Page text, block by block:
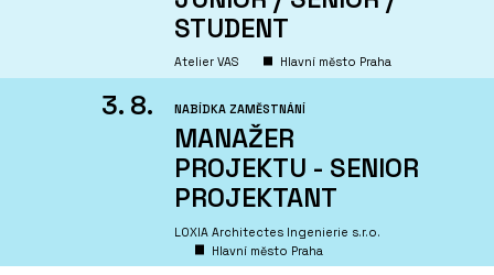
STUDENT
Atelier VAS Hlavní město Praha
3. 8. NABÍDKA ZAMĚSTNÁNÍ
MANAŽER
PROJEKTU - SENIOR
PROJEKTANT
LOXIA Architectes Ingenierie s.r.o.
Hlavní město Praha